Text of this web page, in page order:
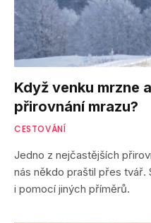
Když venku mrzne
přirovnání mrazu?
CESTOVÁNÍ
Jedno z nejčastějších
nás někdo praštil přes tvář.
i pomocí jiných příměrů.